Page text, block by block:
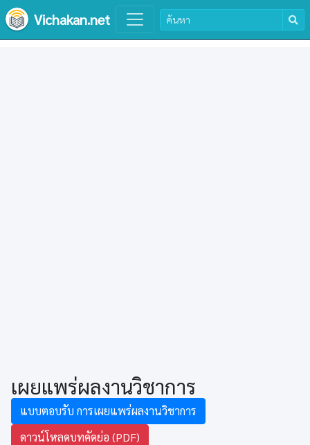
Vichakan.net
เผยแพร่ผลงานวิชาการ
แบบตอบรับ การเผยแพร่ผลงานวิชาการ
ดาวน์โหลดบทคัดย่อ (PDF)